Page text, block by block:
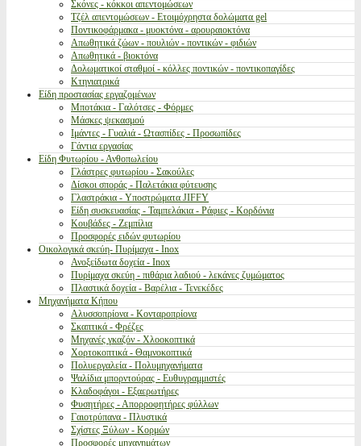
Σκόνες - κόκκοι απεντομώσεων
Τζέλ απεντομώσεων - Ετοιμόχρηστα δολώματα gel
Ποντικοφάρμακα - μυοκτόνα - αρουραιοκτόνα
Απωθητικά ζώων - πουλιών - ποντικών - φιδιών
Απωθητικά - βιοκτόνα
Δολωματικοί σταθμοί - κόλλες ποντικών - ποντικοπαγίδες
Κτηνιατρικά
Είδη προστασίας εργαζομένων
Μποτάκια - Γαλότσες - Φόρμες
Μάσκες ψεκασμού
Ιμάντες - Γυαλιά - Ωτασπίδες - Προσωπίδες
Γάντια εργασίας
Είδη Φυτωρίου - Ανθοπωλείου
Γλάστρες φυτωρίου - Σακούλες
Δίσκοι σποράς - Παλετάκια φύτευσης
Γλαστράκια - Υποστρώματα JIFFY
Είδη συσκευασίας - Ταμπελάκια - Ράφιες - Κορδόνια
Κουβάδες - Ζεμπίλια
Προσφορές ειδών φυτωρίου
Οικολογικά σκεύη- Πυρίμαχα - Inox
Ανοξείδωτα δοχεία - Inox
Πυρίμαχα σκεύη - πιθάρια λαδιού - λεκάνες ζυμώματος
Πλαστικά δοχεία - Βαρέλια - Τενεκέδες
Μηχανήματα Κήπου
Αλυσσοπρίονα - Κονταροπρίονα
Σκαπτικά - Φρέζες
Μηχανές γκαζόν - Χλοοκοπτικά
Χορτοκοπτικά - Θαμνοκοπτικά
Πολυεργαλεία - Πολυμηχανήματα
Ψαλίδια μπορντούρας - Ευθυγραμμιστές
Κλαδοφάγοι - Εξαερωτήρες
Φυσητήρες - Απορροφητήρες φύλλων
Γαιοτρύπανα - Πλυστικά
Σχίστες Ξύλων - Κορμών
Προσφορές μηχανημάτων